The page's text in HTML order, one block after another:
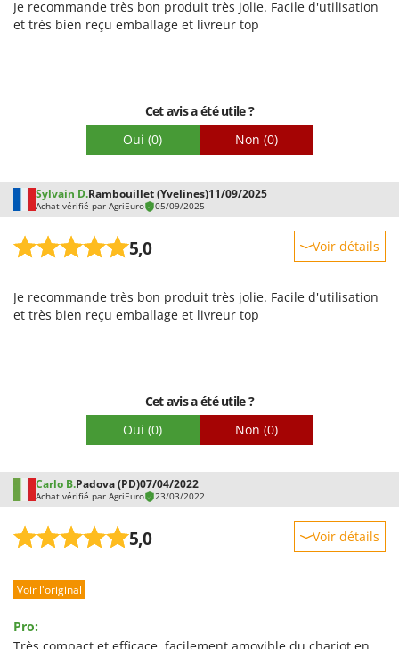
Prestations
Facilité d'utilisation
Je recommande très bon produit très jolie. Facile d'utilisation
et très bien reçu emballage et livreur top
Cet avis a été utile ?
Oui (0) Non (0)
Sylvain D.Rambouillet (Yvelines)11/09/2025
Achat vérifié par AgriEuro 05/09/2025
5,0 Voir détails
Prestations
Facilité d'utilisation
Je recommande très bon produit très jolie. Facile d'utilisation
et très bien reçu emballage et livreur top
Cet avis a été utile ?
Oui (0) Non (0)
Carlo B.Padova (PD)07/04/2022
Achat vérifié par AgriEuro 23/03/2022
5,0 Voir détails
Prestations
Qualité / Prix
Voir l'original
Pro: